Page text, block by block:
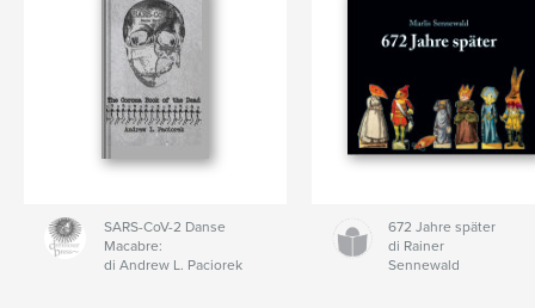
SARS-CoV-2 Danse
Macabre:
di Andrew L. Paciorek
672 Jahre später
di Rainer
Sennewald